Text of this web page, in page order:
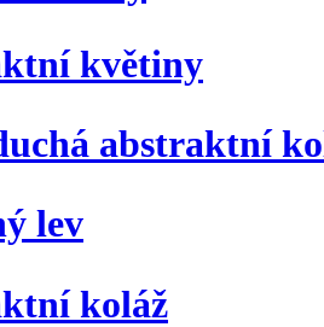
květiny
abstraktní
lev
koláž